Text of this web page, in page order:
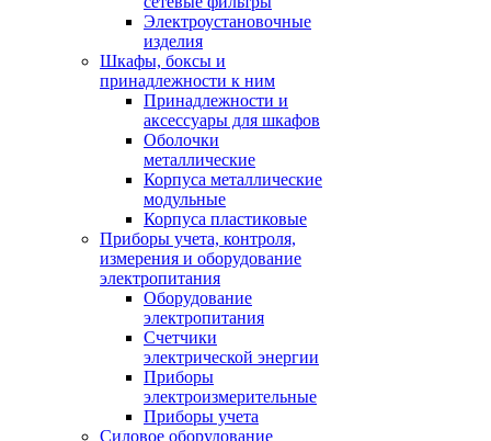
Электроустановочные
изделия
Шкафы, боксы и
принадлежности к ним
Принадлежности и
аксессуары для шкафов
Оболочки
металлические
Корпуса металлические
модульные
Корпуса пластиковые
Приборы учета, контроля,
измерения и оборудование
электропитания
Оборудование
электропитания
Счетчики
электрической энергии
Приборы
электроизмерительные
Приборы учета
Силовое оборудование